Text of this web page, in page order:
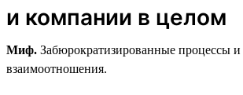
и компании в целом
Миф. Забюрократизированные процессы
взаимоотношения.